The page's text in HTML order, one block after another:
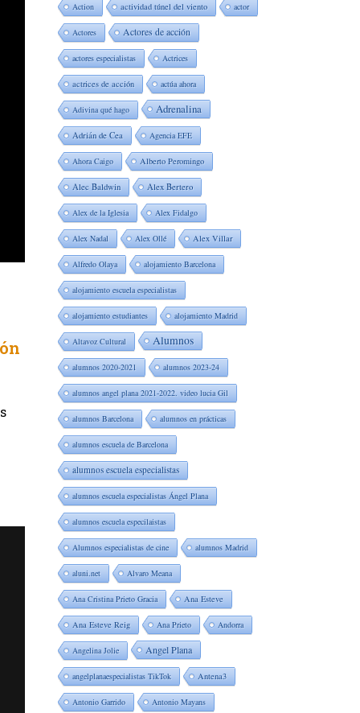
Action actividad túnel del viento actor
Actores Actores de acción
actores especialistas Actrices
actrices de acción actúa ahora
Adivina qué hago Adrenalina
Adrián de Cea Agencia EFE
Ahora Caigo Alberto Peromingo
Alec Baldwin Alex Bertero
Alex de la Iglesia Alex Fidalgo
Alex Nadal Alex Ollé Alex Villar
Alfredo Olaya alojamiento Barcelona
alojamiento escuela especialistas
alojamiento estudiantes alojamiento Madrid
Altavoz Cultural Alumnos
alumnos 2020-2021 alumnos 2023-24
alumnos angel plana 2021-2022. video lucia Gil
alumnos Barcelona alumnos en prácticas
alumnos escuela de Barcelona
alumnos escuela especialistas
alumnos escuela especialistas Ángel Plana
alumnos escuela especilaistas
Alumnos especialistas de cine alumnos Madrid
aluni.net Alvaro Meana
Ana Cristina Prieto Gracia Ana Esteve
Ana Esteve Reig Ana Prieto Andorra
Angelina Jolie Angel Plana
angelplanaespecialistas TikTok Antena3
Antonio Garrido Antonio Mayans